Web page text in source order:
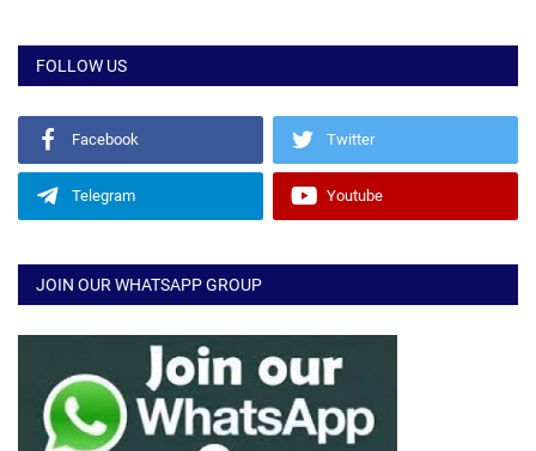
FOLLOW US
Facebook Twitter
Telegram Youtube
JOIN OUR WHATSAPP GROUP